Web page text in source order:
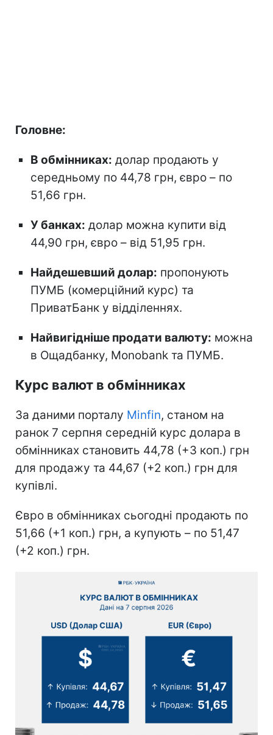
Головне:
В обмінниках: долар продають у
середньому по 44,78 грн, євро – по
51,66 грн.
У банках: долар можна купити від
44,90 грн, євро – від 51,95 грн.
Найдешевший долар: пропонують
ПУМБ (комерційний курс) та
ПриватБанк у відділеннях.
Найвигідніше продати валюту: можна
в Ощадбанку, Monobank та ПУМБ.
Курс валют в обмінниках
За даними порталу Minfin, станом на
ранок 7 серпня середній курс долара в
обмінниках становить 44,78 (+3 коп.) грн
для продажу та 44,67 (+2 коп.) грн для
купівлі.
Євро в обмінниках сьогодні продають по
51,66 (+1 коп.) грн, а купують – по 51,47
(+2 коп.) грн.